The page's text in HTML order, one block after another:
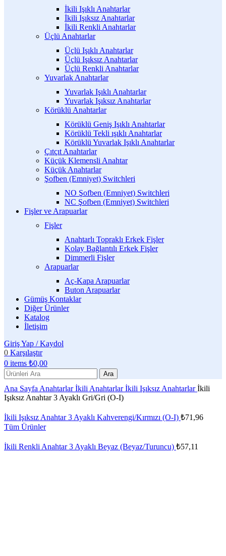
İkili Işıklı Anahtarlar
İkili Işıksız Anahtarlar
İkili Renkli Anahtarlar
Üçlü Anahtarlar
Üçlü Işıklı Anahtarlar
Üçlü Işıksız Anahtarlar
Üçlü Renkli Anahtarlar
Yuvarlak Anahtarlar
Yuvarlak Işıklı Anahtarlar
Yuvarlak Işıksız Anahtarlar
Körüklü Anahtarlar
Körüklü Geniş Işıklı Anahtarlar
Körüklü Tekli ışıklı Anahtarlar
Körüklü Yuvarlak Işıklı Anahtarlar
Çıtçıt Anahtarlar
Küçük Klemensli Anahtar
Küçük Anahtarlar
Şofben (Emniyet) Switchleri
NO Şofben (Emniyet) Switchleri
NC Şofben (Emniyet) Switchleri
Fişler ve Arapuarlar
Fişler
Anahtarlı Topraklı Erkek Fişler
Kolay Bağlantılı Erkek Fişler
Dimmerli Fişler
Arapuarlar
Aç-Kapa Arapuarlar
Buton Arapuarlar
Gümüş Kontaklar
Diğer Ürünler
Katalog
İletişim
Giriş Yap / Kaydol
0 Karşılaştır
0 items ₺0,00
Ara
Ana Sayfa Anahtarlarİkili Anahtarlarİkili Işıksız Anahtarlarİkili
Işıksız Anahtar 3 Ayaklı Gri/Gri (O-I)
İkili Işıksız Anahtar 3 Ayaklı Kahverengi/Kırmızı (O-I) ₺71,96
Tüm Ürünler
İkili Renkli Anahtar 3 Ayaklı Beyaz (Beyaz/Turuncu) ₺57,11